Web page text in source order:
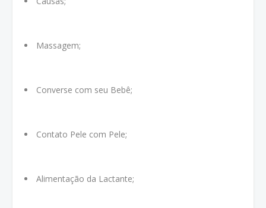
Massagem;
Converse com seu Bebê;
Contato Pele com Pele;
Alimentação da Lactante;